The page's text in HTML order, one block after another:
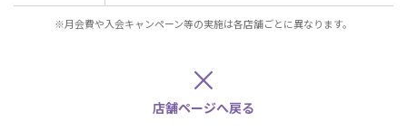
※月会費や入会キャンペーン等の実施は各店舗ごとに異なります。
×
店舗ページへ戻る